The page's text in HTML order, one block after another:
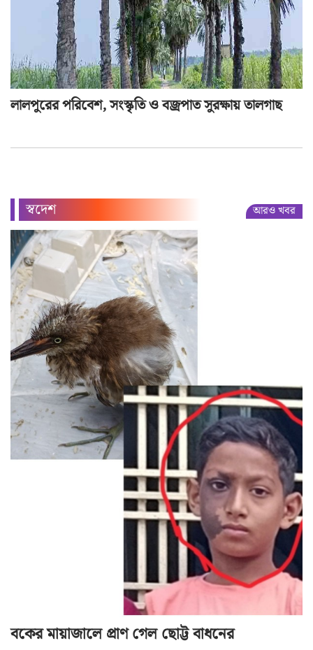
লালপুরের পরিবেশ, সংস্কৃতি ও বজ্রপাত সুরক্ষায় তালগাছ
স্বদেশ আরও খবর
বকের মায়াজালে প্রাণ গেল ছোট্ট বাধনের